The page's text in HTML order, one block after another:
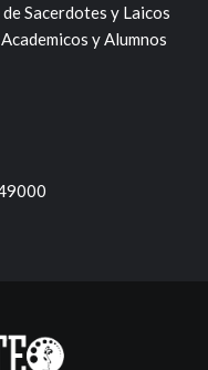
Sacerdotes y Laicos
y Alumnos